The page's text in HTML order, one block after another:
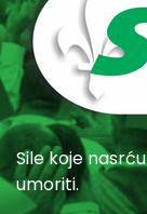
Sile koje
umoriti.